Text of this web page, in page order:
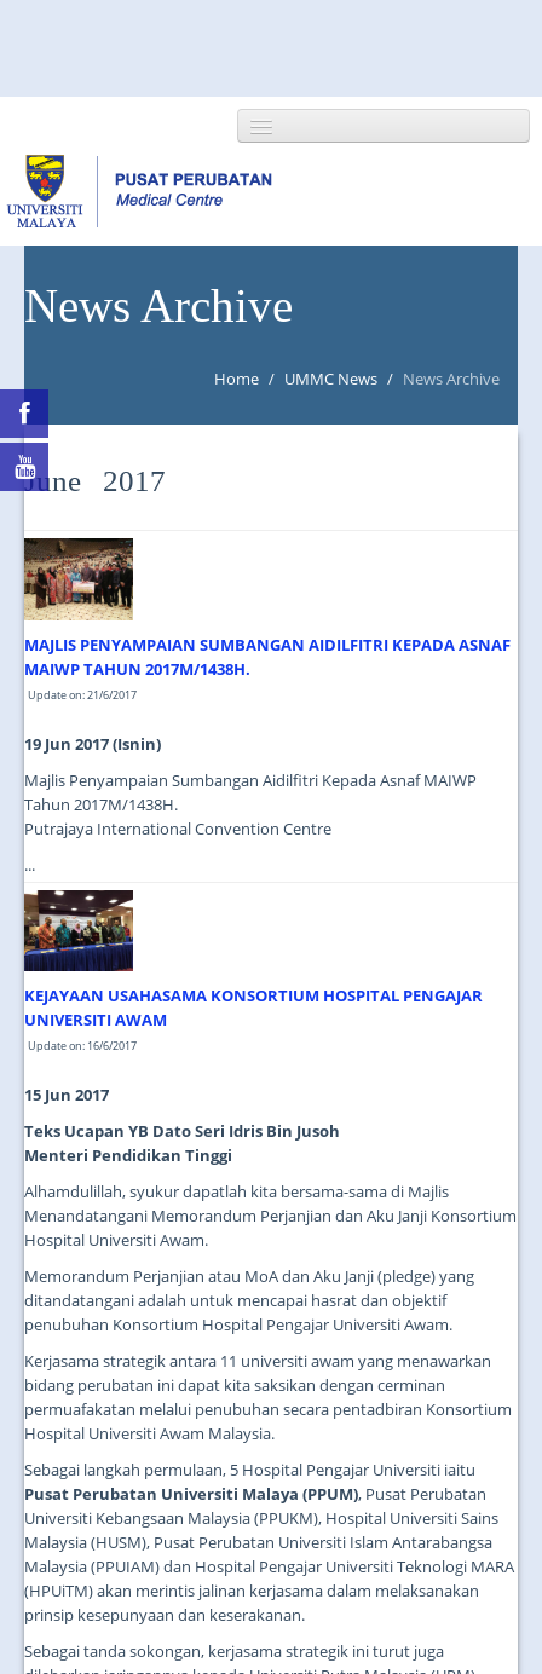
NEWS/EVENTS
MAPS & LOCATION
News Archive
Home / UMMC News / News Archive
June 2017
MAJLIS PENYAMPAIAN SUMBANGAN AIDILFITRI KEPADA ASNAF
MAIWP TAHUN 2017M/1438H.
Update on: 21/6/2017
19 Jun 2017 (Isnin)
Majlis Penyampaian Sumbangan Aidilfitri Kepada Asnaf MAIWP
Tahun 2017M/1438H.
Putrajaya International Convention Centre
...
KEJAYAAN USAHASAMA KONSORTIUM HOSPITAL PENGAJAR
UNIVERSITI AWAM
Update on: 16/6/2017
15 Jun 2017
Teks Ucapan YB Dato Seri Idris Bin Jusoh
Menteri Pendidikan Tinggi
Alhamdulillah, syukur dapatlah kita bersama-sama di Majlis
Menandatangani Memorandum Perjanjian dan Aku Janji Konsortium
Hospital Universiti Awam.
Memorandum Perjanjian atau MoA dan Aku Janji (pledge) yang
ditandatangani adalah untuk mencapai hasrat dan objektif
penubuhan Konsortium Hospital Pengajar Universiti Awam.
Kerjasama strategik antara 11 universiti awam yang menawarkan
bidang perubatan ini dapat kita saksikan dengan cerminan
permuafakatan melalui penubuhan secara pentadbiran Konsortium
Hospital Universiti Awam Malaysia.
Sebagai langkah permulaan, 5 Hospital Pengajar Universiti iaitu
Pusat Perubatan Universiti Malaya (PPUM), Pusat Perubatan
Universiti Kebangsaan Malaysia (PPUKM), Hospital Universiti Sains
Malaysia (HUSM), Pusat Perubatan Universiti Islam Antarabangsa
Malaysia (PPUIAM) dan Hospital Pengajar Universiti Teknologi MARA
(HPUiTM) akan merintis jalinan kerjasama dalam melaksanakan
prinsip kesepunyaan dan keserakanan.
Sebagai tanda sokongan, kerjasama strategik ini turut juga